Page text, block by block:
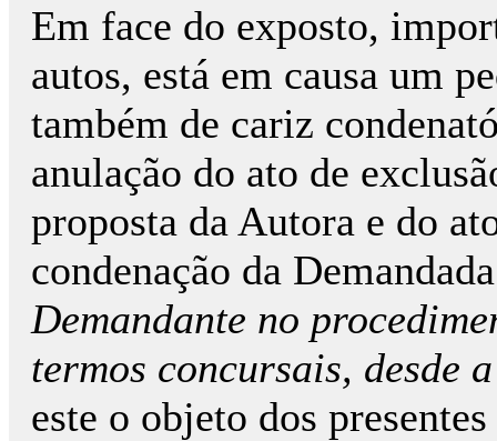
Em face do exposto,
autos, está em causa um
também de cariz
anulação do ato de
proposta da Autora e do
condenação da
Demandante no
termos concursais, desde
este o objeto dos